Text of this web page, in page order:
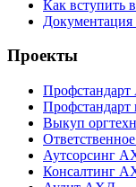
Как вступить
Документация
Проекты
Выкуп
Аутсорсинг
Консалтинг